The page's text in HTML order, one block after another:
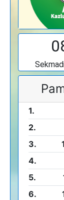
1.
2.
3.
4.
5.
6.